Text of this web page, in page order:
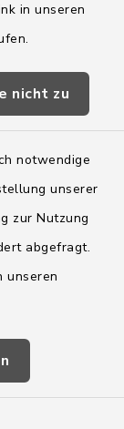
in unseren
nicht zu
notwendige
unserer
zur Nutzung
abgefragt.
unseren